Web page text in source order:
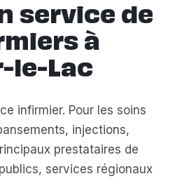
service de
à
le-Lac
infirmier. Pour les soins
injections,
prestataires de
services régionaux